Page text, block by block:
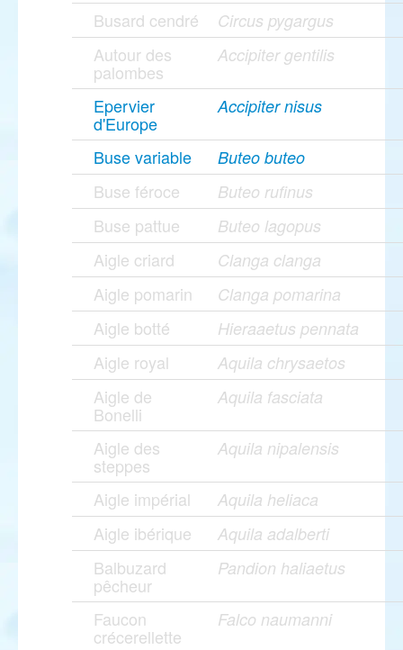
Busard cendré Circus pygargus
Autour des
palombes
Accipiter gentilis
Epervier
d'Europe
Accipiter nisus
Buse variable Buteo buteo
Buse féroce Buteo rufinus
Buse pattue Buteo lagopus
Aigle criard Clanga clanga
Aigle pomarin Clanga pomarina
Aigle botté Hieraaetus pennata
Aigle royal Aquila chrysaetos
Aigle de
Bonelli
Aquila fasciata
Aigle des
steppes
Aquila nipalensis
Aigle impérial Aquila heliaca
Aigle ibérique Aquila adalberti
Balbuzard
pêcheur
Pandion haliaetus
Faucon
crécerellette
Falco naumanni